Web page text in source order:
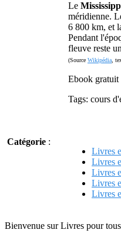
Le
méridienne.
6 800 km, et
Pendant
fleuve reste
(Source Wikipédia ,
Ebook gratuit
Tags: cours
Catégorie :
Livres
Livres
Livres
Livres
Livres
Bienvenue sur Livres pour